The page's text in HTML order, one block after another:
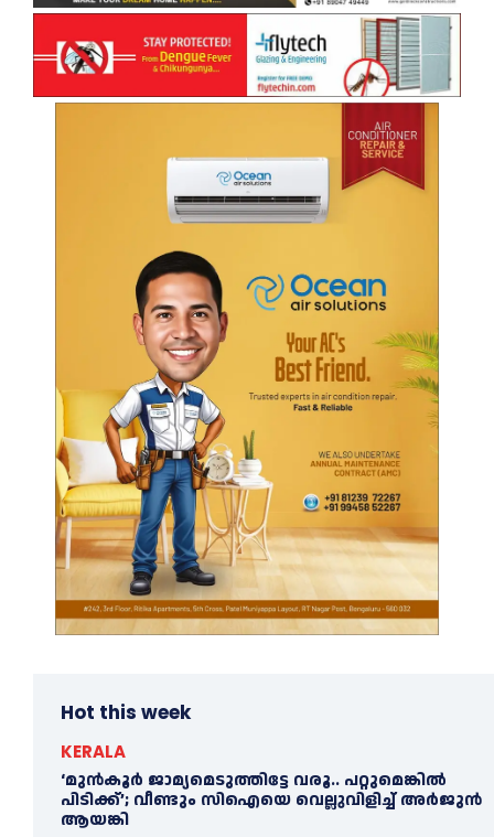
Hot this week
KERALA
‘മുൻ‌കൂര്‍ ജാമ്യമെടുത്തിട്ടേ വരൂ.. പറ്റുമെങ്കില്‍
പിടിക്ക്’; വീണ്ടും സിഐയെ വെല്ലുവിളിച്ച്‌ അര്‍ജുന്‍
ആയങ്കി